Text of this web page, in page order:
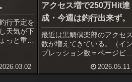
行予定を
天気が下
っと重
周り・海
行断念と
アクセス増で250万Hit達
成・今週は釣行出来ず。
最近は黒鯛倶楽部のアクセス
数が増えてきている。（イン
プレッション数＝ページビュ
ー数）１日150-200Hitだった
ものが500超え、先月は1000
2026.05.11